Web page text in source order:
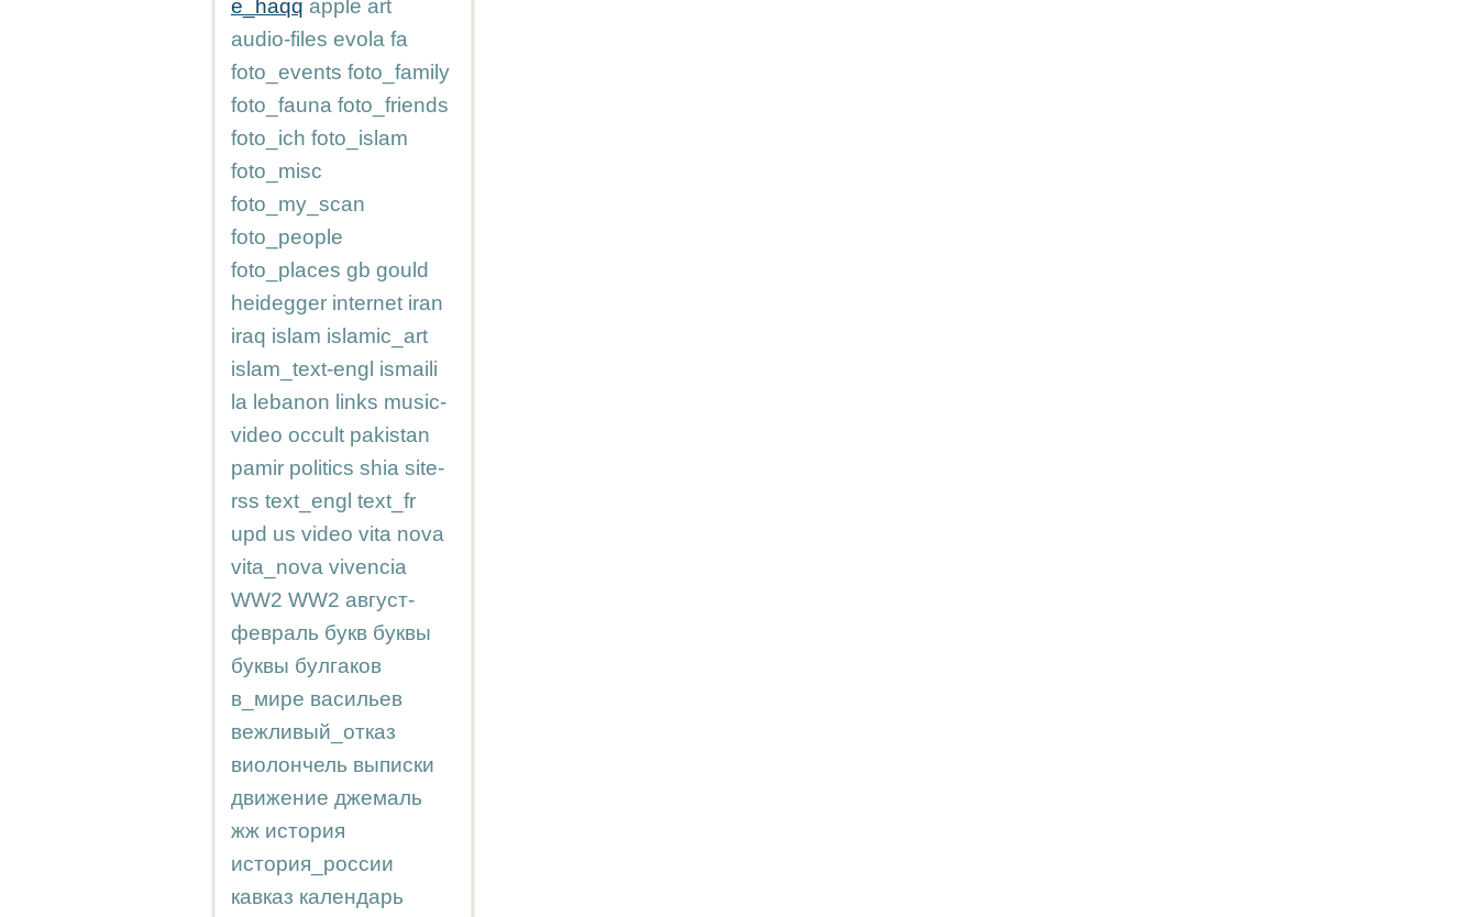
e_haqq apple art
audio-files evola fa
foto_events foto_family
foto_fauna foto_friends
foto_ich foto_islam
foto_misc
foto_my_scan
foto_people
foto_places gb gould
heidegger internet iran
iraq islam islamic_art
islam_text-engl ismaili
la lebanon links music-
video occult pakistan
pamir politics shia site-
rss text_engl text_fr
upd us video vita nova
vita_nova vivencia
WW2 WW2 август-
февраль букв буквы
буквы булгаков
в_мире васильев
вежливый_отказ
виолончель выписки
движение джемаль
жж история
история_россии
кавказ календарь